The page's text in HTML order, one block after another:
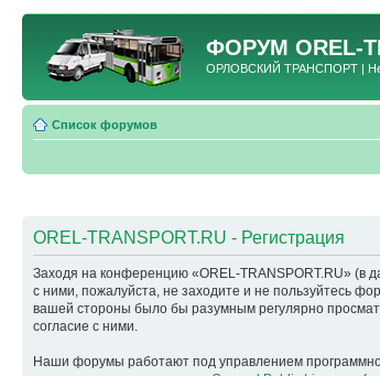
ФОРУМ OREL-
ОРЛОВСКИЙ ТРАНСПОРТ |
Список форумов
OREL-TRANSPORT.RU - Регистрация
Заходя на конференцию «OREL-TRANSPORT.RU» (в
с ними, пожалуйста, не заходите и не пользуйтесь
вашей стороны было бы разумным регулярно
согласие с ними.
Наши форумы работают под управлением